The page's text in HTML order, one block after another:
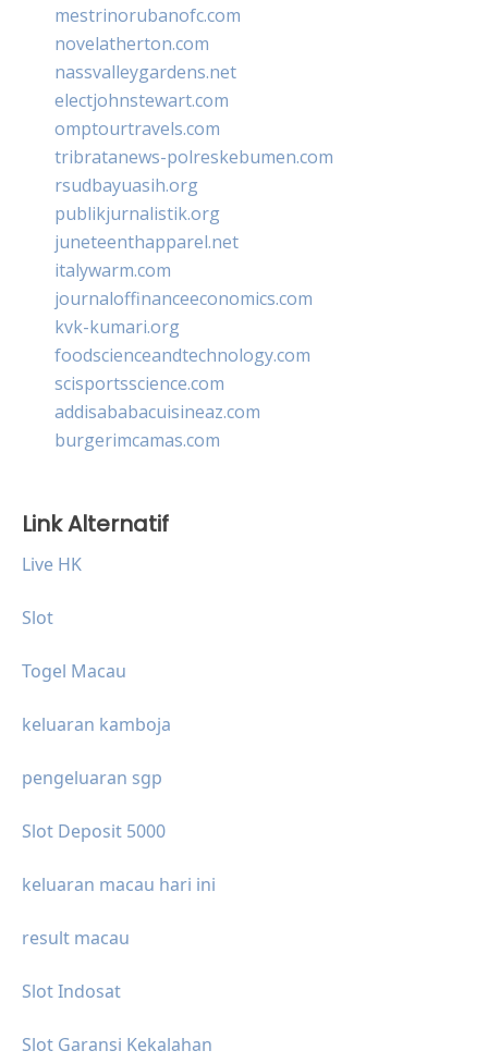
mestrinorubanofc.com
novelatherton.com
nassvalleygardens.net
electjohnstewart.com
omptourtravels.com
tribratanews-polreskebumen.com
rsudbayuasih.org
publikjurnalistik.org
juneteenthapparel.net
italywarm.com
journaloffinanceeconomics.com
kvk-kumari.org
foodscienceandtechnology.com
scisportsscience.com
addisababacuisineaz.com
burgerimcamas.com
Link Alternatif
Live HK
Slot
Togel Macau
keluaran kamboja
pengeluaran sgp
Slot Deposit 5000
keluaran macau hari ini
result macau
Slot Indosat
Slot Garansi Kekalahan